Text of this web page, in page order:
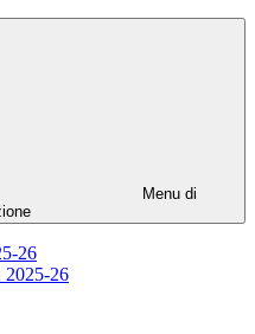
Menu di
26
2025-26